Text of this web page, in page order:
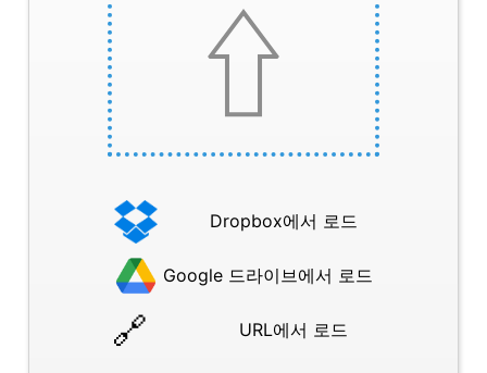
Dropbox에서 로드
Google 드라이브에서 로드
URL에서 로드